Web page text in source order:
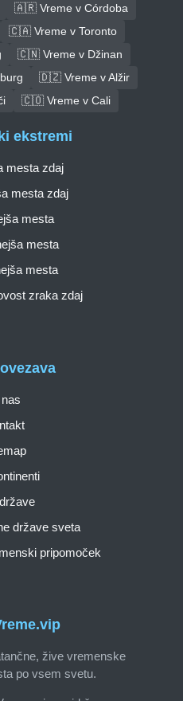
🇦🇷 Vreme v Córdoba
🇨🇦 Vreme v Toronto
🇨🇳 Vreme v Džinan
🇩🇿 Vreme v Alžir
🇨🇴 Vreme v Cali
žive vremenske
po vsem svetu.
države sveta
pripomoček
ekstremi
mesta zdaj
mesta zdaj
mesta
mesta
mesta
zraka zdaj